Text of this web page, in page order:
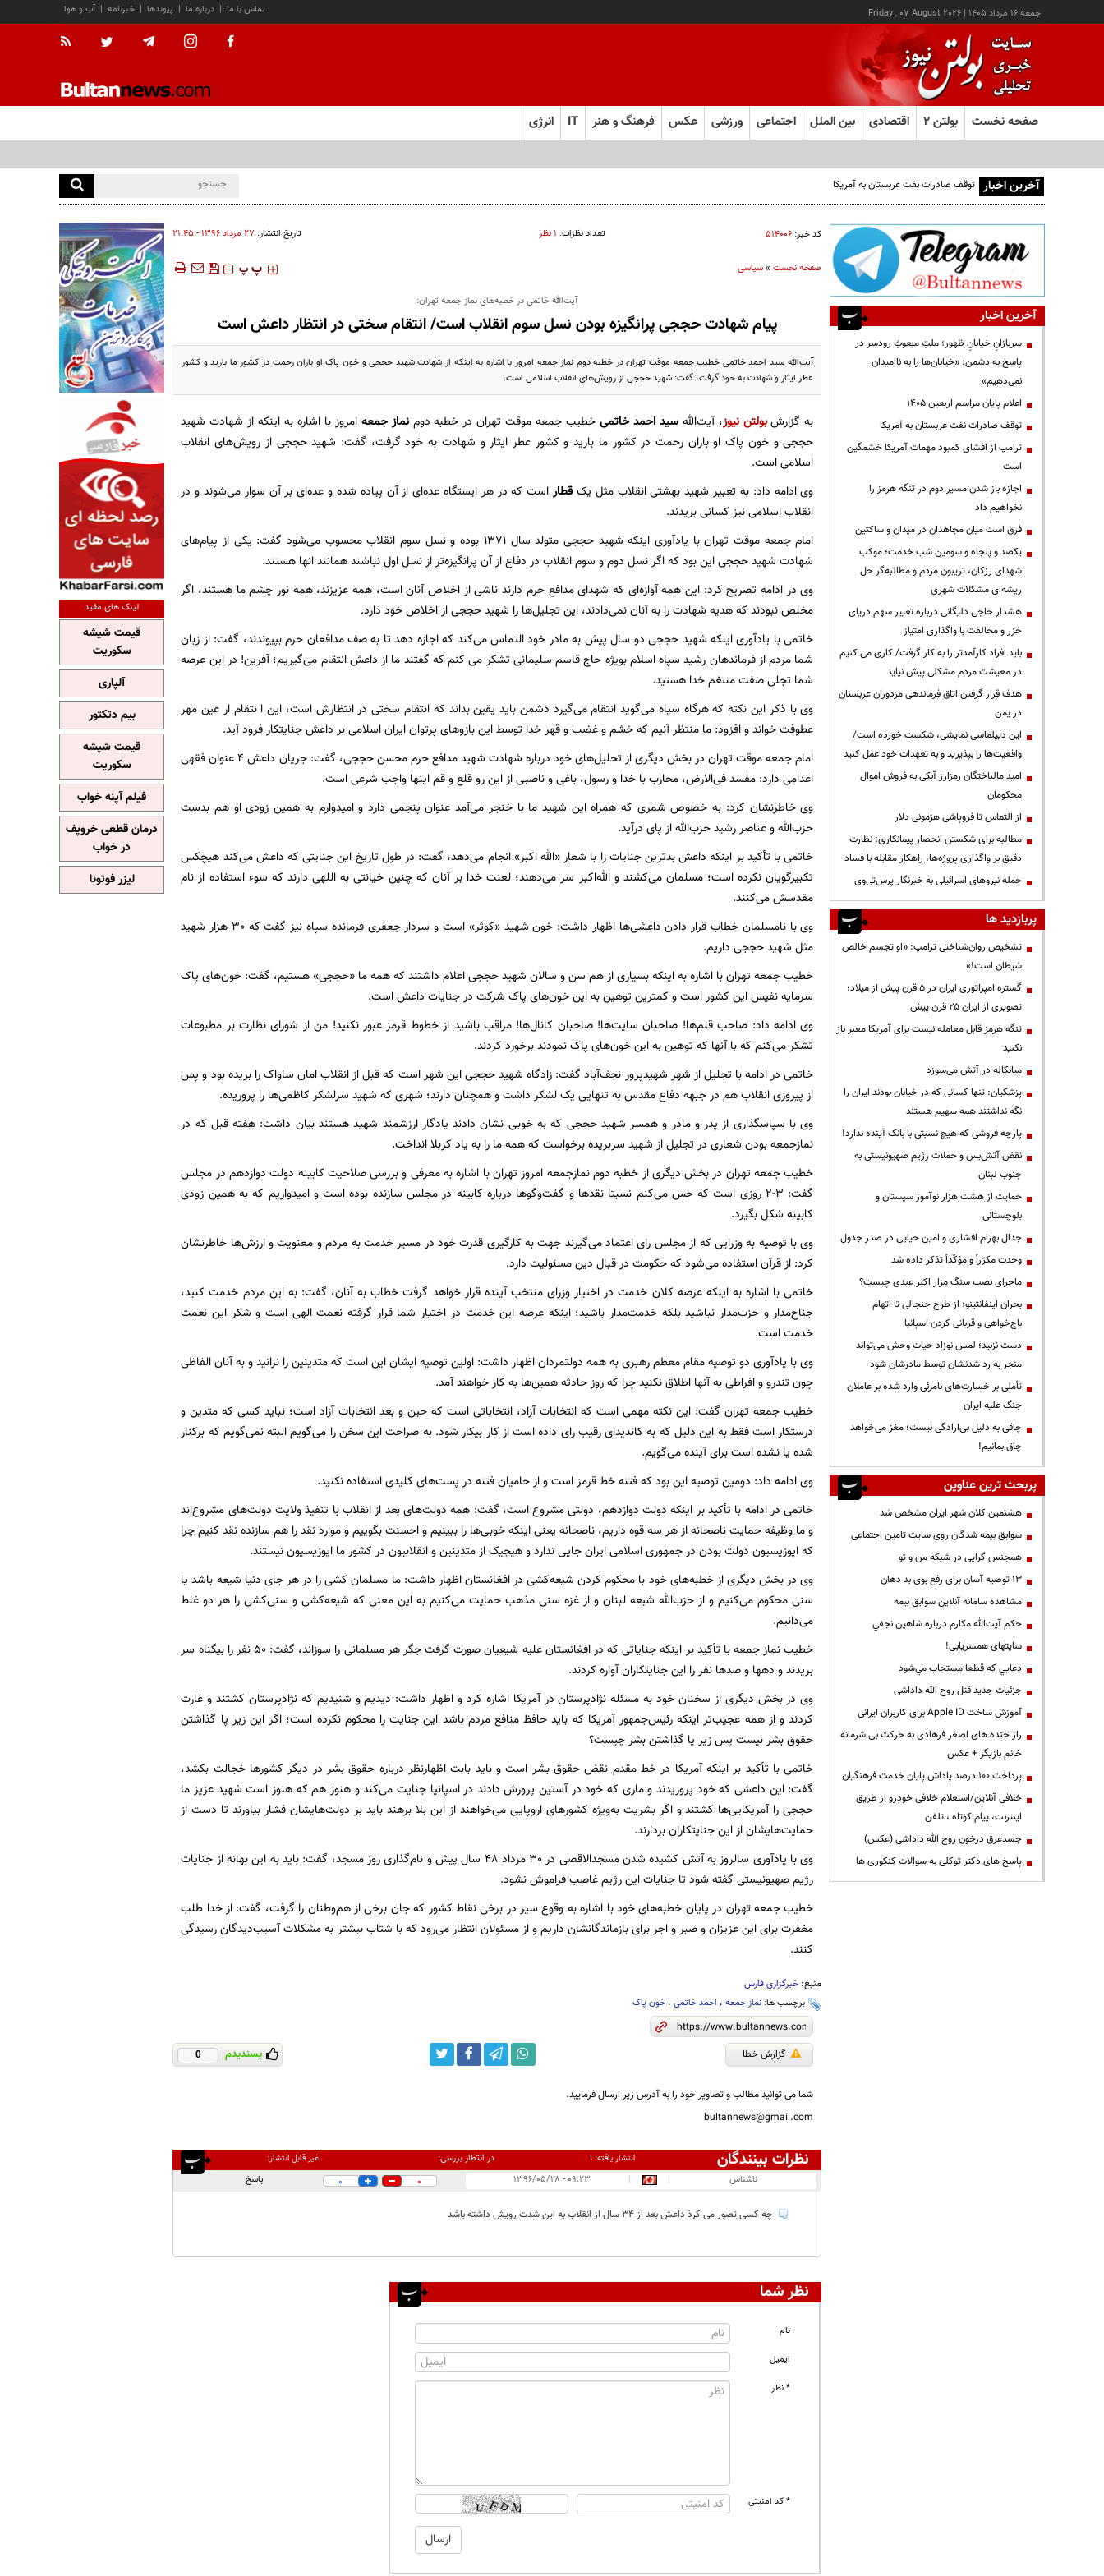
جمعه ۱۶ مرداد ۱۴۰۵ |
Friday , 07 August 2026 آب و هوا | خبرنامه | پیوندها | درباره ما | تماس با ما
صفحه نخست بولتن ۲ اقتصادی بین الملل اجتماعی ورزشی عکس فرهنگ و هنر IT انرژی
آخرین اخبار توقف صادرات نفت عربستان به آمریکا
کد خبر: ۵۱۴۰۰۶ تعداد نظرات: ۱ نظر تاریخ انتشار: ۲۷ مرداد ۱۳۹۶ - ۲۱:۴۵
صفحه نخست»سیاسی ‍‍‍ پ پ
آیت‌الله خاتمی در خطبه‌های نماز جمعه تهران:
پیام شهادت حججی پرانگیزه بودن نسل سوم انقلاب است/ انتقام سختی در انتظار داعش است
آیت‌الله سید احمد خاتمی خطیب جمعه موقت تهران در خطبه‌ دوم نماز جمعه امروز با اشاره به اینکه از شهادت شهید حججی و خون پاک او باران رحمت در کشور ما بارید و کشور
عطر ایثار و شهادت به خود گرفت، گفت: شهید حججی از رویش‌های انقلاب اسلامی است.
به گزارشبولتن نیوز، آیت‌اللهسید احمد خاتمی خطیب جمعه موقت تهران در خطبه‌ دوم نماز جمعه امروز با اشاره به اینکه از شهادت شهید
حججی و خون پاک او باران رحمت در کشور ما بارید و کشور عطر ایثار و شهادت به خود گرفت، گفت: شهید حججی از رویش‌های انقلاب
اسلامی است.
وی ادامه داد: به تعبیر شهید بهشتی انقلاب مثل یکقطاراست که در هر ایستگاه عده‌ای از آن پیاده شده و عده‌ای بر آن سوار می‌شوند و در
انقلاب اسلامی نیز کسانی بریدند.
امام جمعه موقت تهران با یادآوری اینکه شهید حججی متولد سال 1371 بوده و نسل سوم انقلاب محسوب می‌شود گفت: یکی از پیام‌های
شهادت شهید حججی این بود که اگر نسل دوم و سوم انقلاب در دفاع از آن پرانگیزه‌تر از نسل اول نباشند همانند انها هستند.
وی در ادامه تصریح کرد: این همه آوازه‌ای که شهدای مدافع حرم دارند ناشی از اخلاص آنان است، همه عزیزند، همه نور چشم ما هستند، اگر
مخلص نبودند که هدیه شهادت را به آنان نمی‌دادند، این تجلیل‌ها را شهید حججی از اخلاص خود دارد.
خاتمی با یادآوری اینکه شهید حججی دو سال پیش به مادر خود التماس می‌کند که اجازه دهد تا به صف مدافعان حرم بپیوندند،‌ گفت: از زبان
شما مردم از فرماندهان رشید سپاه اسلام بویژه حاج قاسم سلیمانی تشکر می کنم که گفتند ما از داعش انتقام می‌گیریم؛ آفرین! در این عرصه
شما تجلی صفت منتغم خدا هستید.
وی با ذکر این نکته که هرگاه سپاه می‌گوید انتقام می‌گیرد دشمن باید یقین بداند که انتقام سختی در انتظارش است، این ا نتقام ار عین مهر
عطوفت خواند و افزود: ما منتظر آنیم که خشم و غضب و قهر خدا توسط این بازوهای پرتوان ایران اسلامی بر داعش جنایتکار فرود آید.
امام جمعه موقت تهران در بخش دیگری از تحلیل‌های خود درباره شهادت شهید مدافع حرم محسن حججی، گفت: جریان داعش 4 عنوان فقهی
اعدامی دارد: مفسد فی‌الارض،‌ محارب با خدا و رسول، باغی و ناصبی از این رو قلع و قم اینها واجب شرعی است.
وی خاطرنشان کرد: به خصوص شمری که همراه این شهید ما با خنجر می‌آمد عنوان پنجمی دارد و امیدوارم به همین زودی او هم بدست
حزب‌الله و عناصر رشید حزب‌الله از پای درآید.
خاتمی با تأکید بر اینکه داعش بدترین جنایات را با شعار «الله اکبر» انجام می‌‌دهد، گفت: در طول تاریخ این جنایتی که داعش می‌کند هیچکس
تکبیرگویان نکرده است؛ مسلمان می‌کشند و الله‌اکبر سر می‌دهند؛ لعنت خدا بر آنان که چنین خیانتی به اللهی دارند که سوء استفاده از نام
مقدسش می‌کنند.
وی با نامسلمان خطاب قرار دادن داعشی‌ها اظهار داشت: خون شهید «کوثر» است و سردار جعفری فرمانده سپاه نیز گفت که 30 هزار شهید
مثل شهید حججی داریم.
خطیب جمعه تهران با اشاره به اینکه بسیاری از هم سن و سالان شهید حججی اعلام داشتند که همه ما «حججی» هستیم،‌ گفت: خون‌های پاک
سرمایه نفیس این کشور است و کمترین توهین به این خون‌های پاک شرکت در جنایات داعش است.
وی ادامه داد: صاحب قلم‌ها! صاحبان سایت‌ها! صاحبان کانال‌ها! مراقب باشید از خطوط قرمز عبور نکنید! من از شورای نظارت بر مطبوعات
تشکر می‌کنم که با آنها که توهین به این خون‌های پاک نمودند برخورد کردند.
خاتمی در ادامه با تجلیل از شهر شهیدپرور نجف‌آباد گفت: زادگاه شهید حججی این شهر است که قبل از انقلاب امان ساواک را بریده بود و پس
از پیروزی انقلاب هم در جبهه دفاع مقدس به تنهایی یک لشکر داشت و همچنان دارند؛ شهری که شهید سرلشکر کاظمی‌ها را پروریده.
وی با سپاسگذاری از پدر و مادر و همسر شهید حججی که به خوبی نشان دادند یادگار ارزشمند شهید هستند بیان داشت: هفته قبل که در
نمازجمعه بودن شعاری در تجلیل از شهید سربریده برخواست که همه ما را به یاد کربلا انداخت.
خطیب جمعه تهران در بخش دیگری از خطبه دوم نمازجمعه امروز تهران با اشاره به معرفی و بررسی صلاحیت کابینه دولت دوازدهم در مجلس
گفت: 3-2 روزی است که حس می‌کنم نسبتا نقدها و گفت‌وگوها درباره کابینه در مجلس سازنده بوده است و امیدواریم که به همین زودی
کابینه شکل بگیرد.
وی با توصیه به وزرایی که از مجلس رای اعتماد می‌گیرند جهت به کارگیری قدرت خود در مسیر خدمت به مردم و معنویت و ارزش‌ها خاطرنشان
کرد: از قرآن استفاده می‌شود که حکومت در قبال دین مسئولیت دارد.
خاتمی با اشاره به اینکه عرصه کلان خدمت در اختیار وزرای منتخب آینده قرار خواهد گرفت خطاب به آنان، گفت: به این مردم خدمت کنید،
جناح‌مدار و حزب‌مدار نباشید بلکه خدمت‌مدار باشید؛ اینکه عرصه این خدمت در اختیار شما قرار گرفته نعمت الهی است و شکر این نعمت
خدمت است.
وی با یادآوری دو توصیه مقام معظم رهبری به همه دولتمردان اظهار داشت: اولین توصیه ایشان این است که متدینین را نرانید و به آنان الفاظی
چون تندرو و افراطی به آنها اطلاق نکنید چرا که روز حادثه همین‌ها به کار خواهند آمد.
خطیب جمعه تهران گفت: این نکته مهمی است که انتخابات آزاد،‌ انتخاباتی است که حین و بعد انتخابات آزاد است؛ نباید کسی که متدین و
درستکار است فقط به این دلیل که به کاندیدای رقیب رای داده است از کار بیکار شود. به صراحت این سخن را می‌گویم البته نمی‌گویم که برکنار
شده یا نشده است برای آینده می‌گویم.
وی ادامه داد: دومین توصیه این بود که فتنه خط قرمز است و از حامیان فتنه در پست‌های کلیدی استفاده نکنید.
خاتمی در ادامه با تأکید بر اینکه دولت دوازدهم،‌ دولتی مشروع است، گفت: همه دولت‌های بعد از انقلاب با تنفیذ ولایت دولت‌های مشروع‌اند
و ما وظیفه حمایت ناصحانه از هر سه قوه داریم، ناصحانه یعنی اینکه خوبی‌ها را ببینیم و احسنت بگوییم و موارد نقد را هم سازنده نقد کنیم چرا
که اپوزیسیون دولت بودن در جمهوری اسلامی ایران جایی ندارد و هیچیک از متدینین و انقلابیون در کشور ما اپوزیسیون نیستند.
وی در بخش دیگری از خطبه‌های خود با محکوم کردن شیعه‌کشی در افغانستان اظهار داشت: ما مسلمان ‌کشی را در هر جای دنیا شیعه باشد یا
سنی محکوم می‌کنیم و از حزب‌الله شیعه لبنان و از غزه سنی مذهب حمایت می‌کنیم به این معنی که شیعه‌کشی و سنی‌کشی را هر دو غلط
می‌دانیم.
خطیب نماز جمعه با تأکید بر اینکه جنایاتی که در افغانستان علیه شیعیان صورت گرفت جگر هر مسلمانی را سوزاند، گفت: 50 نفر را بیگناه سر
بریدند و دهها و صدها نفر را این جنایتکاران آواره کردند.
وی در بخش دیگری از سخنان خود به مسئله نژاد‌پرستان در آمریکا اشاره کرد و اظهار داشت: دیدیم و شنیدیم که نژادپرستان کشتند و غارت
کردند و از همه عجیب‌تر اینکه رئیس‌جمهور آمریکا که باید حافظ منافع مردم باشد این جنایت را محکوم نکرده است؛ اگر این زیر پا گذاشتن
حقوق بشر نیست پس زیر پا گذاشتن بشر چیست؟
خاتمی با تأکید بر اینکه آمریکا در خط مقدم نقض حقوق بشر است و باید بابت اظهارنظر درباره حقوق‌ بشر در دیگر کشورها خجالت بکشد،
گفت: این داعشی که خود پروریدند و ماری که خود در آستین پرورش دادند در اسپانیا جنایت می‌کند و هنوز هم که هنوز است شهید عزیز ما
حججی را آمریکایی‌ها کشتند و اگر بشریت به‌ویژه کشورهای اروپایی می‌خواهند از این بلا برهند باید بر دولت‌هایشان فشار بیاورند تا دست از
حمایت‌هایشان از این جنایتکاران بردارند.
وی با یادآوری سالروز به آتش‌ کشیده شدن مسجدالاقصی در 30 مرداد 48 سال پیش و نام‌گذاری روز مسجد، گفت: باید به این بهانه از جنایات
رژیم صهیونیستی گفته شود تا جنایات این رژیم غاصب فراموش نشود.
خطیب جمعه تهران در پایان خطبه‌های خود با اشاره به وقوع سیر در برخی نقاط کشور که جان برخی از هم‌وطنان را گرفت، گفت: از خدا طلب
مغفرت برای این عزیزان و صبر و اجر برای بازماندگانشان داریم و از مسئولان انتظار می‌رود که با شتاب بیشتر به مشکلات آسیب‌دیدگان رسیدگی
کنند.
منبع: خبرگزاری فارس
برچسب ها: نماز جمعه، احمد خاتمی، خون پاک
گزارش خطا پسندیدم 0
شما می توانید مطالب و تصاویر خود را به آدرس زیر ارسال فرمایید.
bultannews@gmail.com
نظرات بینندگان انتشار یافته:۱ در انتظار بررسی: غیر قابل انتشار:
ناشناس |
| ۰۹:۲۳ - ۱۳۹۶/۰۵/۲۸ 0
0 پاسخ
چه کسی تصور می کرذ داعش بعد از 34 سال از انقلاب به این شدت رویش داشته باشد
نظر شما
نام
ایمیل
* نظر
* کد امنیتی
آخرین اخبار
سربازانِ خیابانِ ظهور؛ ملتِ مبعوثِ رودسر در
پاسخ به دشمن: «خیابان‌ها را به ناامیدان
نمی‌دهیم»
اعلام پایان مراسم اربعین ۱۴۰۵
توقف صادرات نفت عربستان به آمریکا
ترامپ از افشای کمبود مهمات آمریکا خشمگین
است
اجازه باز شدن مسیر دوم در تنگه هرمز را
نخواهیم داد
فرق است میان مجاهدان در میدان و ساکتین
یکصد و پنجاه و سومین شب خدمت؛ موکب
شهدای رزکان، تریبون مردم و مطالبه‌گر حل
ریشه‌ای مشکلات شهری
هشدار حاجی دلیگانی درباره تغییر سهم دریای
خزر و مخالفت با واگذاری امتیاز
باید افراد کارآمدتر را به کار گرفت/ کاری می کنیم
در معیشت مردم مشکلی پیش نیاید
هدف قرار گرفتن اتاق‌ فرماندهی مزدوران عربستان
در یمن
این دیپلماسی نمایشی، شکست خورده است/
واقعیت‌ها را بپذیرید و به تعهدات خود عمل کنید
امید مالباختگان رمزارز آبکی به فروش اموال
محکومان
از التماس تا فروپاشی هژمونی دلار
مطالبه برای شکستن انحصار پیمانکاری؛ نظارت
دقیق بر واگذاری پروژه‌ها، راهکار مقابله با فساد
حمله نیروهای اسرائیلی به خبرنگار پرس‌تی‌وی
پربازدید ها
تشخیص روان‌شناختی ترامپ: «او تجسم خالص
شیطان است!»
گستره امپراتوری ایران در ۵ قرن پیش از میلاد؛
تصویری از ایران ۲۵ قرن پیش
تنگه هرمز قابل معامله نیست برای آمریکا معبر باز
نکنید
میانکاله در آتش می‌سوزد
پزشکیان: تنها کسانی که در خیابان بودند ایران را
نگه نداشتند همه سهیم هستند
پارچه فروشی که هیچ نسبتی با بانک آینده ندارد!
نقض آتش‌بس و حملات رژیم صهیونیستی به
جنوب لبنان
حمایت از هشت هزار نوآموز سیستان و
بلوچستانی
جدال بهرام افشاری و امین حیایی در صدر جدول
وحدت مکرّراً و مؤکّداً تذکر داده شد
ماجرای نصب سنگ مزار اکبر عبدی چیست؟
بحران اینفانتینو؛ از طرح جنجالی تا اتهام
باج‌خواهی و قربانی کردن اسپانیا
دست نزنید؛ لمس نوزاد حیات وحش می‌تواند
منجر به رد شدنشان توسط مادرشان شود
تأملی بر خسارت‌های نامرئی وارد شده بر عاملان
جنگ علیه ایران
چاقی به دلیل بی‌ارادگی نیست؛ مغز می‌خواهد
چاق بمانیم!
پربحث ترین عناوین
هشتمین کلان شهر ایران مشخص شد
سوابق بیمه شدگان روی سایت تامین اجتماعی
همجنس گرایی در شبکه من و تو
13 توصیه آسان برای رفع بوی بد دهان
مشاهده سامانه آنلاين سوابق بیمه
حكم آيت‌الله مكارم درباره شاهين نجفي
سایتهای همسریابی!
دعايي كه قطعا مستجاب مي‌شود
جزئیات جدید قتل روح الله داداشی
آموزش ساخت Apple ID برای کاربران ایرانی
راز خنده های اصغر فرهادی به حرکت بی شرمانه
خانم بازیگر + عکس
پرداخت ۱۰۰ درصد پاداش پایان خدمت فرهنگیان
خلافی آنلاین/استعلام خلافی خودرو از طریق
اینترنت، پیام کوتاه ، تلفن
جسدغرق درخون روح الله داداشی (عکس)
پاسخ های دکتر توکلی به سوالات کنکوری ها
لینک های مفید
قیمت شیشه
سکوریت
آلپاری
بیم دتکتور
قیمت شیشه
سکوریت
فیلم آپنه خواب
درمان قطعی خروپف
در خواب
لیزر فوتونا